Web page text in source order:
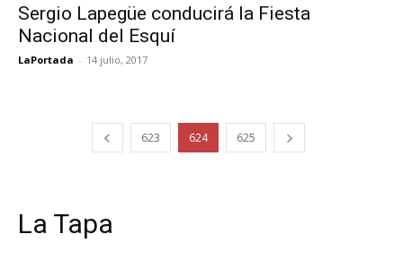
Sergio Lapegüe conducirá la Fiesta
Nacional del Esquí
LaPortada - 14 julio, 2017
623 624 625
La Tapa